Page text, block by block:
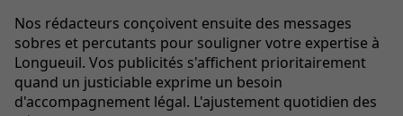
Nos rédacteurs conçoivent ensuite des messages
sobres et percutants pour souligner votre expertise à
Longueuil. Vos publicités s'affichent prioritairement
quand un justiciable exprime un besoin
d'accompagnement légal. L'ajustement quotidien des